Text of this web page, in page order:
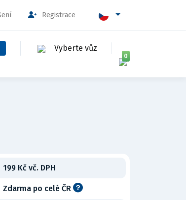
Registrace
Vyberte vůz
0
199 Kč vč. DPH
Zdarma po celé ČR